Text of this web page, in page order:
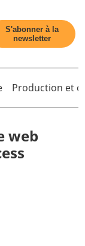
S'abonner à la
newsletter
Production et
web